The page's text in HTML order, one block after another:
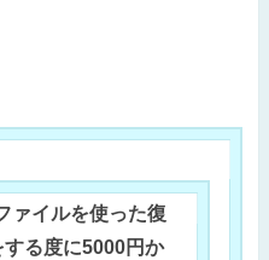
ァイルを使った復
する度に5000円か